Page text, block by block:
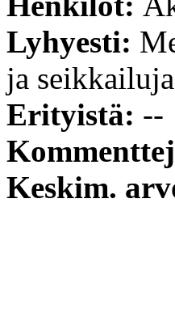
Lyhyesti:
ja
Erityistä: --
Keskim.